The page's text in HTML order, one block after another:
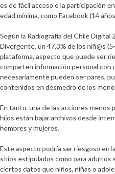
es de fácil acceso o la participación
edad mínima, como Facebook (14
Según la Radiografía del Chile Digital
Divergente, un 47,3% de los niñ@s
plataforma, aspecto que puede ser
comparten información personal con
necesariamente pueden ser pares,
contenidos en desmedro de los
En tanto, una de las acciones menos
hijos están bajar archivos desde
hombres y mujeres.
Este aspecto podría ser riesgoso en
sitios estipulados como para adultos
ciertos datos que niños, niñas o